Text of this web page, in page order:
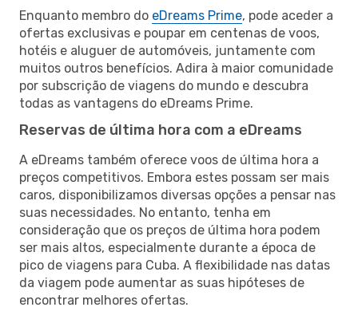
Enquanto membro do eDreams Prime, pode aceder a
ofertas exclusivas e poupar em centenas de voos,
hotéis e aluguer de automóveis, juntamente com
muitos outros benefícios. Adira à maior comunidade
por subscrição de viagens do mundo e descubra
todas as vantagens do eDreams Prime.
Reservas de última hora com a eDreams
A eDreams também oferece voos de última hora a
preços competitivos. Embora estes possam ser mais
caros, disponibilizamos diversas opções a pensar nas
suas necessidades. No entanto, tenha em
consideração que os preços de última hora podem
ser mais altos, especialmente durante a época de
pico de viagens para Cuba. A flexibilidade nas datas
da viagem pode aumentar as suas hipóteses de
encontrar melhores ofertas.